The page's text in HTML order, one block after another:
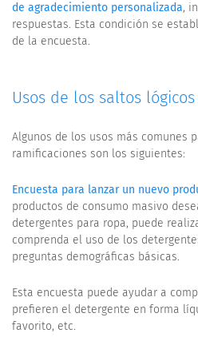
de agradecimiento personalizada,
respuestas. Esta condición se
de la encuesta.
Usos de los saltos
Algunos de los usos más comunes
ramificaciones son los siguientes:
Encuesta para lanzar un nuevo
productos de consumo masivo
detergentes para ropa, puede
comprenda el uso de los
preguntas demográficas básicas.
Esta encuesta puede ayudar a
prefieren el detergente en forma
favorito, etc.